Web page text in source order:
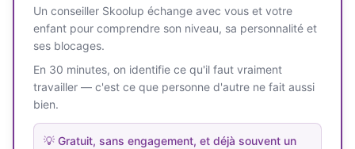
Un conseiller Skoolup échange avec vous et votre
enfant pour comprendre son niveau, sa personnalité et
ses blocages.
En 30 minutes, on identifie ce qu'il faut vraiment
travailler — c'est ce que personne d'autre ne fait aussi
bien.
💡 Gratuit, sans engagement, et déjà souvent un